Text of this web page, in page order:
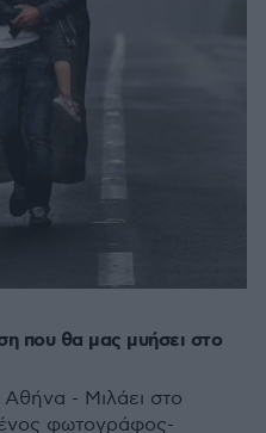
που θα μας μυήσει στο
- Μιλάει στο
φωτογράφος-